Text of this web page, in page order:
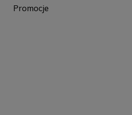
Promocje